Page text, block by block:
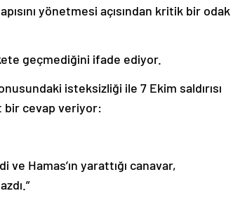
yönetmesi açısından kritik bir odak
geçmediğini ifade ediyor.
isteksizliği ile 7 Ekim saldırısı
bir cevap veriyor:
Hamas’ın yarattığı canavar,